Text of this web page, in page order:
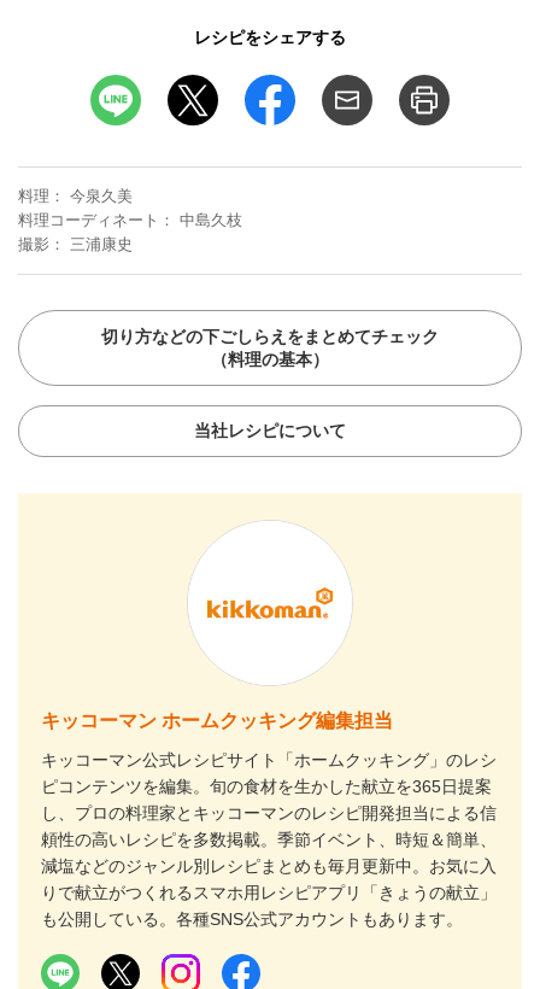
レシピをシェアする
料理
今泉久美
料理コーディネート
中島久枝
撮影
三浦康史
切り方などの下ごしらえをまとめてチェック
（料理の基本）
当社レシピについて
キッコーマン ホームクッキング編集担当
キッコーマン公式レシピサイト「ホームクッキング」のレシ
ピコンテンツを編集。旬の食材を生かした献立を365日提案
し、プロの料理家とキッコーマンのレシピ開発担当による信
頼性の高いレシピを多数掲載。季節イベント、時短＆簡単、
減塩などのジャンル別レシピまとめも毎月更新中。お気に入
りで献立がつくれるスマホ用レシピアプリ「きょうの献立」
も公開している。各種SNS公式アカウントもあります。